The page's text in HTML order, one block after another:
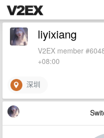
liyixiang
V2EX member
+08:00
深圳